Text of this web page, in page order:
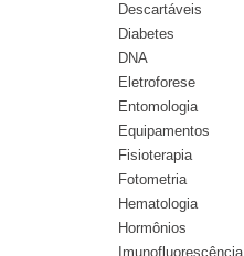
Descartáveis
Diabetes
DNA
Eletroforese
Entomologia
Equipamentos
Fisioterapia
Fotometria
Hematologia
Hormônios
Imunofluorescência